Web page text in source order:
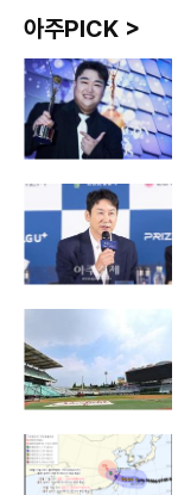
아주PICK >